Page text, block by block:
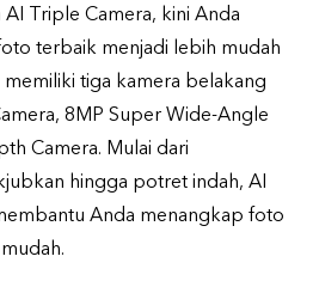
Triple Camera, kini Anda
terbaik menjadi lebih mudah
tiga kamera belakang
8MP Super Wide-Angle
Camera. Mulai dari
hingga potret indah, AI
Anda menangkap foto